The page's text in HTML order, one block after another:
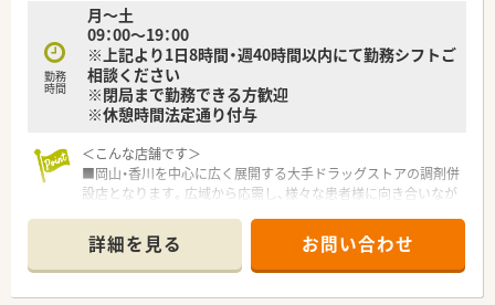
勤務
時間
月～土
09：00～19：00
※上記より1日8時間・週40時間以内にて勤務シフトご
相談ください
※閉局まで勤務できる方歓迎
※休憩時間法定通り付与
＜こんな店舗です＞
■岡山・香川を中心に広く展開する大手ドラッグストアの調剤併
設店となります。広域から応需し、様々な患者様に向き合いなが
■大手チェーンならではの福利厚生、調剤設備、教育制度が整い
お仕事しやすい環境です。
■広域からの処方箋に対応している店舗です。枚数は比較的落
ち着いており、ゆったりとお仕事することが可能です。
詳細を見る お問い合わせ